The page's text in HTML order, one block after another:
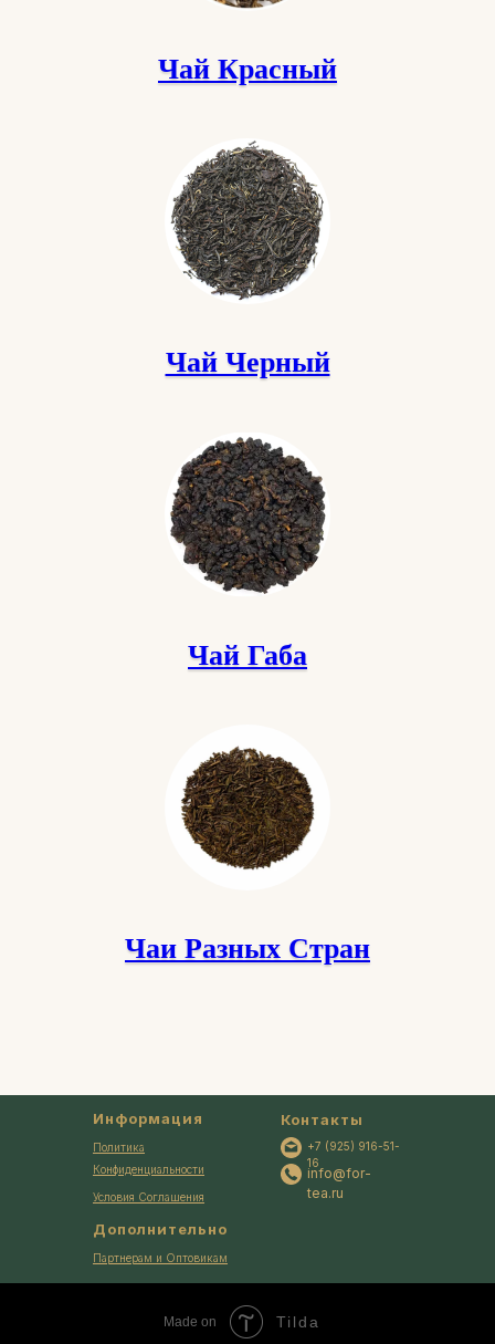
Чай Красный
Чай Черный
Чай Габа
Чаи Разных Стран
Информация
Политика
Конфиденциальности
Дополнительно
Партнерам и Оптовикам
Контакты
Условия Соглашения
info@for-
tea.ru
+7 (925) 916-51-
16
Made on Tilda